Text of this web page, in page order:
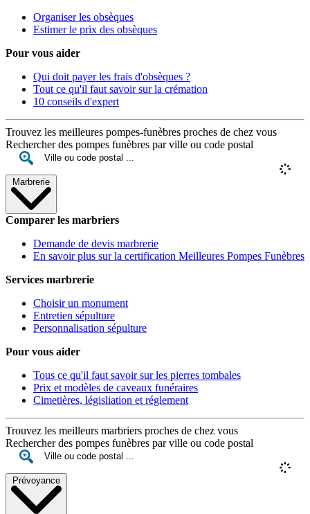
Organiser les obsèques
Estimer le prix des obsèques
Pour vous aider
Qui doit payer les frais d'obsèques ?
Tout ce qu'il faut savoir sur la crémation
10 conseils d'expert
Trouvez les meilleures pompes-funèbres proches de chez vous
Rechercher des pompes funèbres par ville ou code postal
Marbrerie
Comparer les marbriers
Demande de devis marbrerie
En savoir plus sur la certification Meilleures Pompes Funèbres
Services marbrerie
Choisir un monument
Entretien sépulture
Personnalisation sépulture
Pour vous aider
Tous ce qu'il faut savoir sur les pierres tombales
Prix et modèles de caveaux funéraires
Cimetières, législiation et réglement
Trouvez les meilleurs marbriers proches de chez vous
Rechercher des pompes funèbres par ville ou code postal
Prévoyance